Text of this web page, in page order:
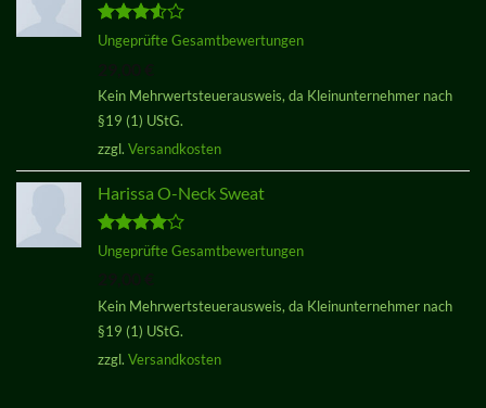
Bewertet
Ungeprüfte Gesamtbewertungen
Kein Mehrwertsteuerausweis, da Kleinunternehmer nach
§19 (1) UStG.
zzgl. Versandkosten
Harissa O-Neck Sweat
Bewertet
Ungeprüfte Gesamtbewertungen
Kein Mehrwertsteuerausweis, da Kleinunternehmer nach
§19 (1) UStG.
zzgl. Versandkosten